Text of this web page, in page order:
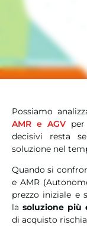
Possiamo
AMR e AGV
decisivi resta
soluzione nel
Quando si
e AMR
prezzo iniziale e
la soluzione più
di acquisto